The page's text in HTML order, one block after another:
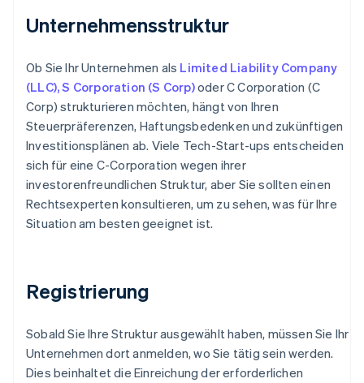
Unternehmensstruktur
Ob Sie Ihr Unternehmen als Limited Liability Company
(LLC), S Corporation (S Corp)oder C Corporation (C
Corp) strukturieren möchten, hängt von Ihren
Steuerpräferenzen, Haftungsbedenken und zukünftigen
Investitionsplänen ab. Viele Tech-Start-ups entscheiden
sich für eine C-Corporation wegen ihrer
investorenfreundlichen Struktur, aber Sie sollten einen
Rechtsexperten konsultieren, um zu sehen, was für Ihre
Situation am besten geeignet ist.
Registrierung
Sobald Sie Ihre Struktur ausgewählt haben, müssen Sie Ihr
Unternehmen dort anmelden, wo Sie tätig sein werden.
Dies beinhaltet die Einreichung der erforderlichen